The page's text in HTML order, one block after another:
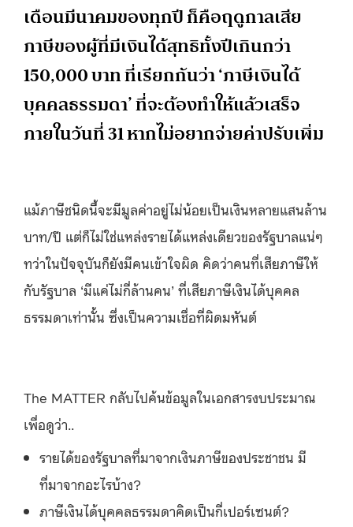
เดือนมีนาคมของทุกปี ก็คือฤดูกาลเสีย
ภาษีของผู้ที่มีเงินได้สุทธิทั้งปีเกินกว่า
150,000 บาท ที่เรียกกันว่า ‘ภาษีเงินได้
บุคคลธรรมดา’ ที่จะต้องทำให้แล้วเสร็จ
ภายในวันที่ 31 หากไม่อยากจ่ายค่าปรับเพิ่ม
แม้ภาษีชนิดนี้จะมีมูลค่าอยู่ไม่น้อยเป็นเงินหลายแสนล้าน
บาท/ปี แต่ก็ไม่ใช่แหล่งรายได้แหล่งเดียวของรัฐบาลแน่ๆ
ทว่าในปัจจุบันก็ยังมีคนเข้าใจผิด คิดว่าคนที่เสียภาษีให้
กับรัฐบาล ‘มีแค่ไม่กี่ล้านคน’ ที่เสียภาษีเงินได้บุคคล
ธรรมดาเท่านั้น ซึ่งเป็นความเชื่อที่ผิดมหันต์
The MATTER กลับไปค้นข้อมูลในเอกสารงบประมาณ
เพื่อดูว่า..
รายได้ของรัฐบาลที่มาจากเงินภาษีของประชาชน มี
ที่มาจากอะไรบ้าง?
ภาษีเงินได้บุคคลธรรมดาคิดเป็นกี่เปอร์เซนต์?